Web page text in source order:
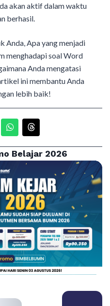
akan aktif dalam waktu
berhasil.
Anda, Apa yang menjadi
menghadapi soal Word
Anda mengatasi
ini membantu Anda
lebih baik!
Belajar 2026